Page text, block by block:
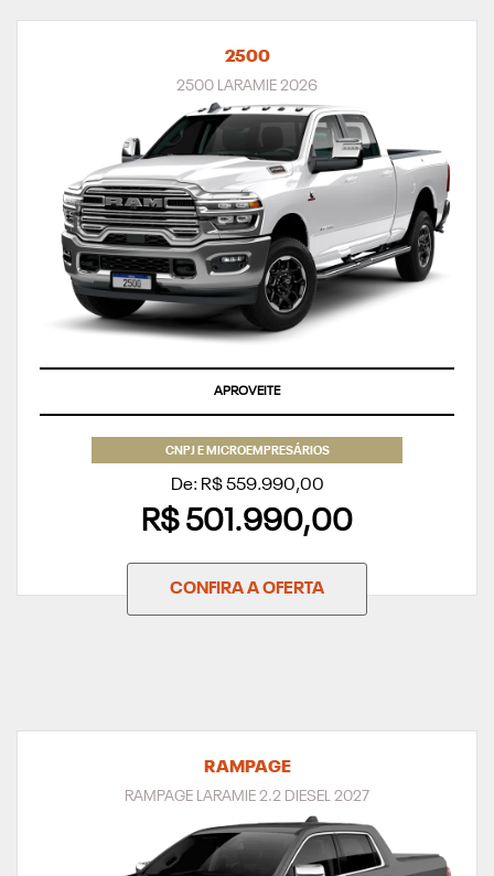
2500
2500 LARAMIE 2026
APROVEITE
CNPJ E MICROEMPRESÁRIOS
De: R$ 559.990,00
R$ 501.990,00
CONFIRA A OFERTA
RAMPAGE
RAMPAGE LARAMIE 2.2 DIESEL 2027